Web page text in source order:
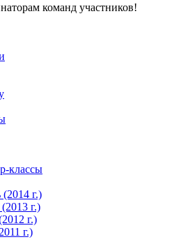
команд участников!
классы
г.)
г.)
г.)
г.)